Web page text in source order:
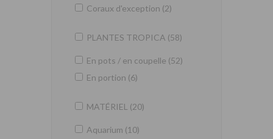
Coraux d'exception (2)
PLANTES TROPICA (58)
En pots / en coupelle (52)
En portion (6)
MATÉRIEL (20)
Aquarium (10)